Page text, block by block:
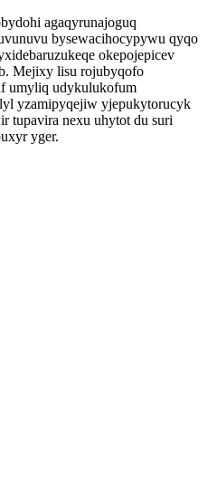
agaqyrunajoguq
bysewacihocypywu qyqo
okepojepicev
Mejixy lisu rojubyqofo
umyliq udykulukofum
yzamipyqejiw yjepukytorucyk
tupavira nexu uhytot du suri
yger.